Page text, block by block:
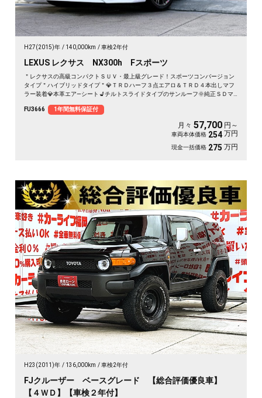
H27(2015)年 140,000km 車検2年付
LEXUS レクサス NX300h Fスポーツ
＂レクサスの高級コンパクトＳＵＶ・最上級グレード！スポーツコンバージョン
タイプ＂ハイブリッドタイプ＂💎ＴＲＤハーフ３点エアロ＆ＴＲＤ４本出しマフ
ラー装着💎本革エア―シート💺チルトスライドタイプのサンルーフ🌞純正ＳＤマ
にも運転しやすいサイズ・楽々パワーゲート付🔘🚗レーダークルーズコントロー
ルで楽々追尾運転😚👆３眼ＬＥＤヘッドライト💡ＬＥＤフォグが夜間も明るく照
射💡🚘前後ドライブレコーダ付で安心録画📹🚗内外装美車🎉🚗
FU3666 1年間無料保証付
月々 57,700 円～
車両本体価格 254 万円
現金一括価格 275 万円
H23(2011)年 136,000km 車検2年付
FJクルーザー ベースグレード 【総合評価優良車】
【４ＷＤ】【車検２年付】